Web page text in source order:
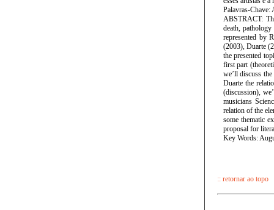
Palavras-Chave:
ABSTRACT:
death,
represented by
(2003), Duarte
the presented
first part
we’ll discuss
Duarte the
(discussion),
musicians
relation of the
some thematic
proposal for
Key Words:
:: retornar ao topo